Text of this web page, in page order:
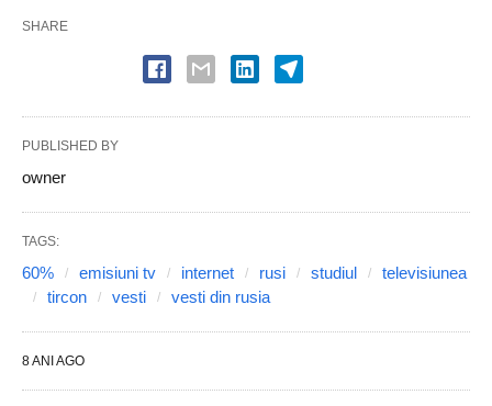
SHARE
PUBLISHED BY
owner
TAGS:
60% emisiuni tv internet rusi studiul
televisiunea
tircon
vesti vesti din rusia
8 ANI AGO